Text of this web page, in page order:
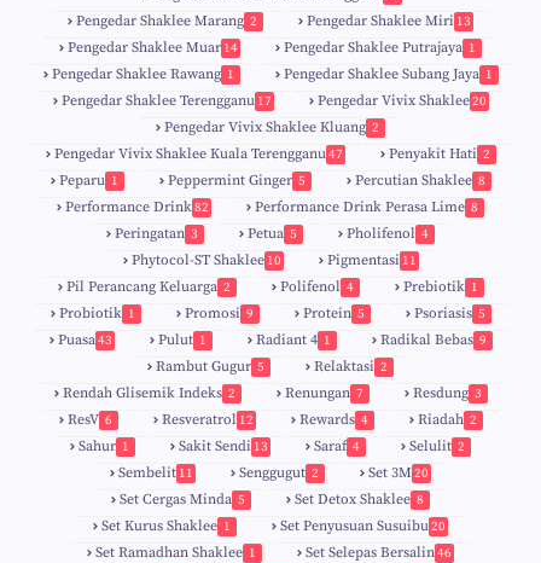
4
Pengedar Shaklee Marang 2 Pengedar Shaklee Miri 13
1
Pengedar Shaklee Muar 14
0
Pengedar Shaklee Putrajaya 1
Pengedar Shaklee Rawang 1 Pengedar Shaklee Subang Jaya 1
Pengedar Shaklee Terengganu 17 Pengedar Vivix Shaklee20
Pengedar Vivix Shaklee Kluang 2
Pengedar Vivix Shaklee Kuala Terengganu47 Penyakit Hati 2
Peparu 1 Peppermint Ginger 5 Percutian Shaklee 8
Performance Drink82 Performance Drink Perasa Lime 8
Peringatan 3 Petua 5 Pholifenol 4
Phytocol-ST Shaklee 10 Pigmentasi 11
Pil Perancang Keluarga 2 Polifenol 4 Prebiotik 1
Probiotik 1 Promosi 9 Protein 5 Psoriasis 5
Puasa43 Pulut 1 Radiant 4 1 Radikal Bebas 9
Rambut Gugur 5 Relaktasi 2
Rendah Glisemik Indeks 2 Renungan 7 Resdung 3
ResV 6 Resveratrol 12 Rewards 4 Riadah 2
Sahur 1 Sakit Sendi 13 Saraf 4 Selulit 2
Sembelit 11 Senggugut 2 Set 3M20
Set Cergas Minda 5 Set Detox Shaklee 8
Set Kurus Shaklee 1 Set Penyusuan Susuibu20
Set Ramadhan Shaklee 1 Set Selepas Bersalin46